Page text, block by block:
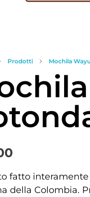
Prodotti Mochila
fatto
della Colombia.